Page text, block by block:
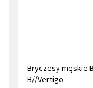
Bryczesy męskie
B//Vertigo